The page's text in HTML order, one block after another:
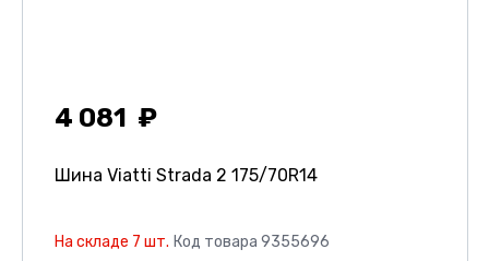
4 081
Шина Viatti Strada 2 175/70R14
На складе 7 шт. Код товара 9355696